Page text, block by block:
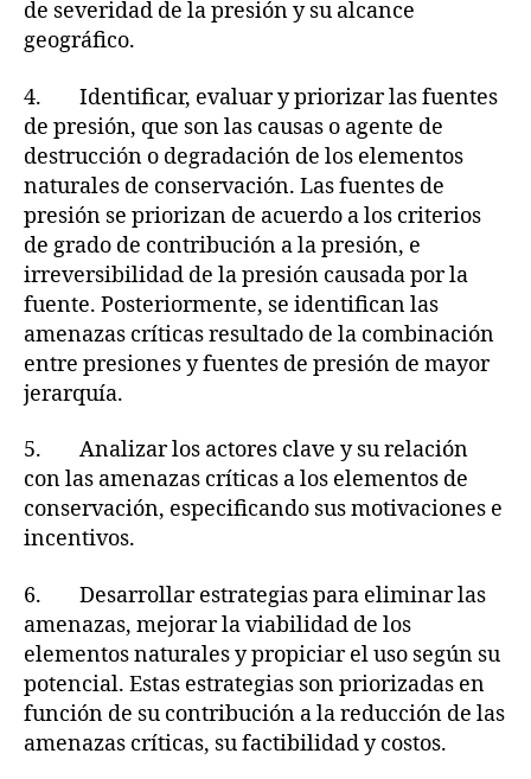
de severidad de la presión y su alcance
geográfico.
4. Identificar, evaluar y priorizar las fuentes
de presión, que son las causas o agente de
destrucción o degradación de los elementos
naturales de conservación. Las fuentes de
presión se priorizan de acuerdo a los criterios
de grado de contribución a la presión, e
irreversibilidad de la presión causada por la
fuente. Posteriormente, se identifican las
amenazas críticas resultado de la combinación
entre presiones y fuentes de presión de mayor
jerarquía.
5. Analizar los actores clave y su relación
con las amenazas críticas a los elementos de
conservación, especificando sus motivaciones e
incentivos.
6. Desarrollar estrategias para eliminar las
amenazas, mejorar la viabilidad de los
elementos naturales y propiciar el uso según su
potencial. Estas estrategias son priorizadas en
función de su contribución a la reducción de las
amenazas críticas, su factibilidad y costos.